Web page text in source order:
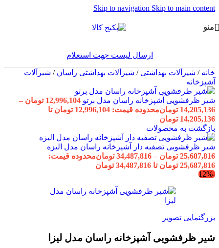
Skip to navigation Skip to main content
منو
ارسال لیست جهت استعلام
خانه/ شیرآلات بهداشتی/ شیرآلات بهداشتی راسان/ شیرآلات
آشپزخانه
شیر ظرفشویی آشپزخانه راسان مدل برتو 12,996,104 تومان –
14,205,136 تومان
محدوده قیمت: 12,996,104 تومان تا
14,205,136 تومان
بازگشت به محصولات
شیر ظرفشویی تصفیه دار آشپزخانه راسان مدل الیزه
25,687,816 تومان –
34,487,816 تومانمحدوده قیمت:
25,687,816 تومان تا 34,487,816 تومان
-12%
بزرگنمایی تصویر
شیر ظرفشویی آشپزخانه راسان مدل لیزا